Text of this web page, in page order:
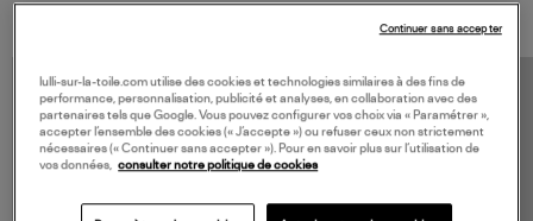
lulli-sur-la-toile.com utilise des cookies et technologies similaires à des fins de
performance, personnalisation, publicité et analyses, en collaboration avec des
partenaires tels que Google. Vous pouvez configurer vos choix via « Paramétrer »,
accepter l’ensemble des cookies (« J’accepte ») ou refuser ceux non strictement
nécessaires (« Continuer sans accepter »). Pour en savoir plus sur l’utilisation de
vos données,
consulter notre politique de cookies
Continuer sans accepter